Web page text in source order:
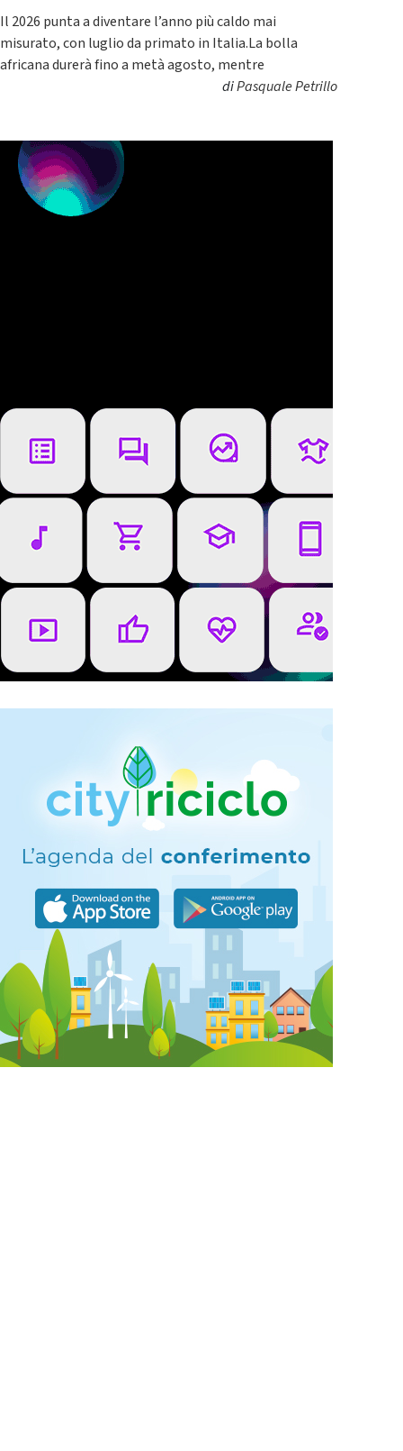
Il 2026 punta a diventare l’anno più caldo mai
misurato, con luglio da primato in Italia.La bolla
africana durerà fino a metà agosto, mentre
diPasquale Petrillo